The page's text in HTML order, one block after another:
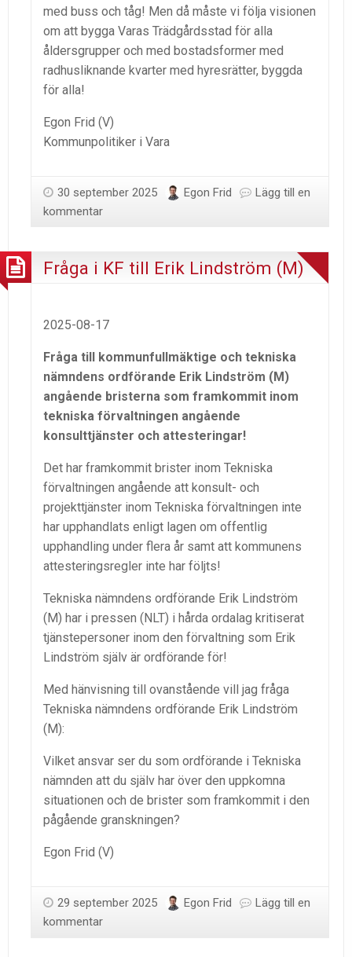
med buss och tåg! Men då måste vi följa visionen
om att bygga Varas Trädgårdsstad för alla
åldersgrupper och med bostadsformer med
radhusliknande kvarter med hyresrätter, byggda
för alla!
Egon Frid (V)
Kommunpolitiker i Vara
30 september 2025 Egon Frid
Lägg till en
kommentar
Fråga i KF till Erik Lindström (M)
2025-08-17
Fråga till kommunfullmäktige och tekniska
nämndens ordförande Erik Lindström (M)
angående bristerna som framkommit inom
tekniska förvaltningen angående
konsulttjänster och attesteringar!
Det har framkommit brister inom Tekniska
förvaltningen angående att konsult- och
projekttjänster inom Tekniska förvaltningen inte
har upphandlats enligt lagen om offentlig
upphandling under flera år samt att kommunens
attesteringsregler inte har följts!
Tekniska nämndens ordförande Erik Lindström
(M) har i pressen (NLT) i hårda ordalag kritiserat
tjänstepersoner inom den förvaltning som Erik
Lindström själv är ordförande för!
Med hänvisning till ovanstående vill jag fråga
Tekniska nämndens ordförande Erik Lindström
(M):
Vilket ansvar ser du som ordförande i Tekniska
nämnden att du själv har över den uppkomna
situationen och de brister som framkommit i den
pågående granskningen?
Egon Frid (V)
29 september 2025 Egon Frid
Lägg till en
kommentar